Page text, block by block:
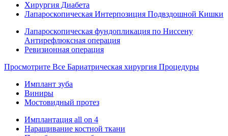
Хирургия Диабета
Лапароскопическая Интерпозиция Подвздошной Кишки
Лапароскопическая фундопликация по Ниссену
Антирефлюксная операция
Ревизионная операция
Просмотрите Все Бариатрическая хирургия Процедуры
Имплант зуба
Виниры
Мостовидный протез
Имплантация all on 4
Наращивание костной ткани